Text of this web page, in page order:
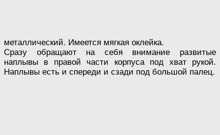
металлический. Имеется мягкая оклейка.
Сразу обращают на себя внимание развитые
наплывы в правой части корпуса под хват рукой.
Наплывы есть и спереди и сзади под большой палец.